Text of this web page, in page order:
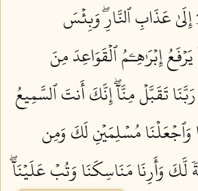
عَذَابِ ٱلنَّارِۖ وَبِئۡسَ
يَرۡفَعُ إِبۡرَٰهِـۧمُ ٱلۡقَوَاعِدَ مِنَ
تَقَبَّلۡ مِنَّآۖ إِنَّكَ أَنتَ ٱلسَّمِيعُ
وَٱجۡعَلۡنَا مُسۡلِمَيۡنِ لَكَ وَمِن
لَّكَ وَأَرِنَا مَنَاسِكَنَا وَتُبۡ عَلَيۡنَآۖ